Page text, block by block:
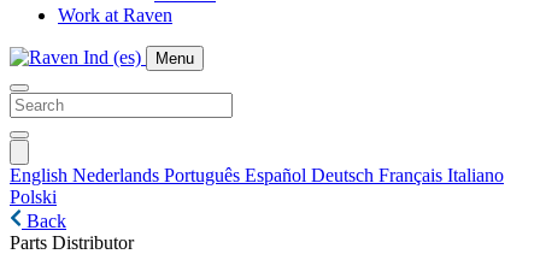
Work at Raven
Menu
English Nederlands Português Español Deutsch Français Italiano
Polski
Back
Parts Distributor